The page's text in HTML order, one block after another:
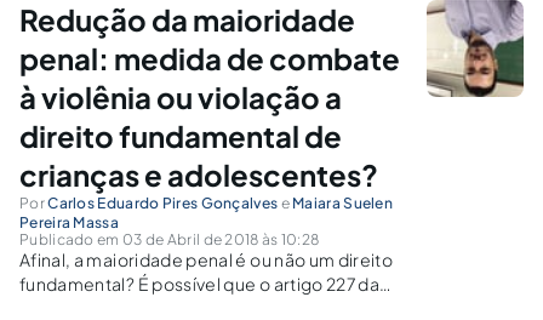
Redução da maioridade
penal: medida de combate
à violênia ou violação a
direito fundamental de
crianças e adolescentes?
PorCarlos Eduardo Pires Gonçalves e Maiara Suelen
Pereira Massa
Publicado em 03 de Abril de 2018 às 10:28
Afinal, a maioridade penal é ou não um direito
fundamental? É possível que o artigo 227 da